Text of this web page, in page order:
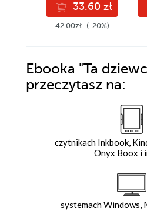
33.60 zł
42.00zł (-20%)
Ebooka "Ta
przeczytasz na:
czytnikach Inkbook,
Onyx Boox i
systemach Windows,